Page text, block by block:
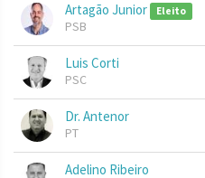
Artagão Junior Eleito
PSB
Luis Corti
PSC
Dr. Antenor
PT
Adelino Ribeiro